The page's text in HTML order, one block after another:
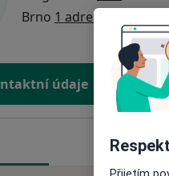
Brno 1 adresa
údaje
Adresy